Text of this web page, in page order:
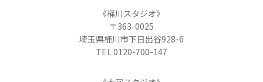
《桶川スタジオ》
〒363-0025
埼玉県桶川市下日出谷928-6
TEL 0120-700-147